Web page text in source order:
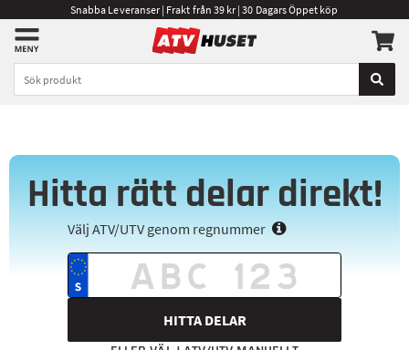
Snabba Leveranser | Frakt från 39 kr | 30 Dagars Öppet köp
Hitta rätt delar direkt!
Välj ATV/UTV genom regnummer
HITTA DELAR